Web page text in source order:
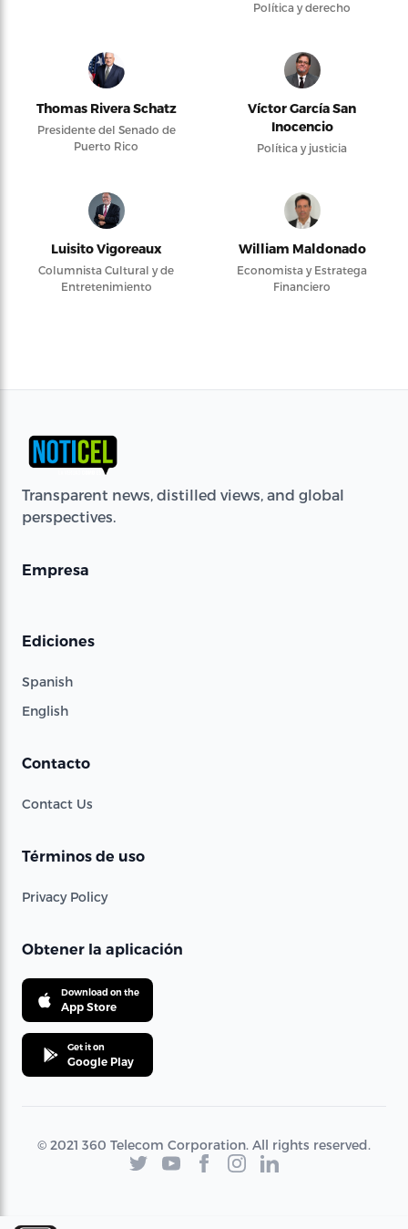
Política y derecho
Thomas Rivera Schatz
Presidente del Senado de
Puerto Rico
Víctor García San
Inocencio
Política y justicia
Luisito Vigoreaux
Columnista Cultural y de
Entretenimiento
William Maldonado
Economista y Estratega
Financiero
Transparent news, distilled views, and global
perspectives.
Empresa
Ediciones
Spanish
English
Contacto
Contact Us
Términos de uso
Privacy Policy
Obtener la aplicación
Download on the
App Store
Get it on
Google Play
© 2021 360 Telecom Corporation. All rights reserved.